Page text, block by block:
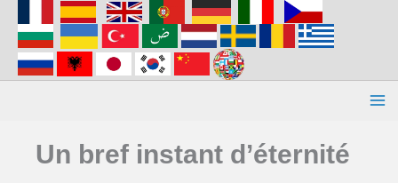
contenu
Un bref instant d’éternité